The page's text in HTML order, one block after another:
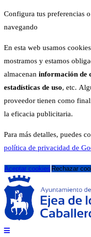
Configura tus preferencias
navegando
En esta web usamos
mostramos y estamos
almacenan información de
estadísticas de uso, etc.
proveedor tienen como
la eficacia publicitaria.
Para más detalles, puedes
política de privacidad de
Aceptar cookies Rechazar